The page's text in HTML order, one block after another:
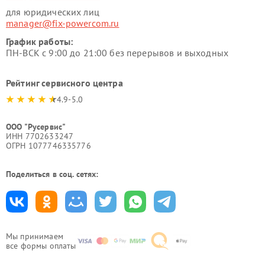
Мы принимаем
все формы оплаты
для юридических лиц
manager@fix-powercom.ru
График работы:
ПН-ВСК с 9:00 до 21:00 без перерывов и выходных
Рейтинг сервисного центра
4.9-5.0
ООО "Русервис"
ИНН 7702633247
ОГРН 1077746335776
Поделиться в соц. сетях: